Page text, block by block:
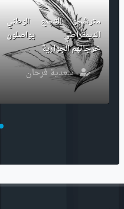
مترشحو التجمع الوطني
الديمقراطي يواصلون
خرجاتهم الجوارية
سعدية فرحان